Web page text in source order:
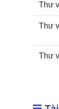
Thư
Thư
Thư